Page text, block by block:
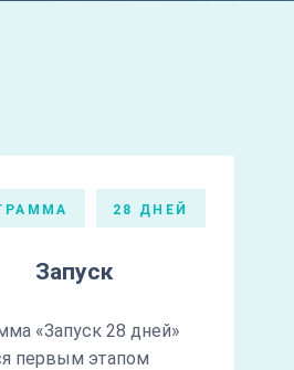
28 ДНЕЙ
Запуск
«Запуск 28 дней»
первым этапом